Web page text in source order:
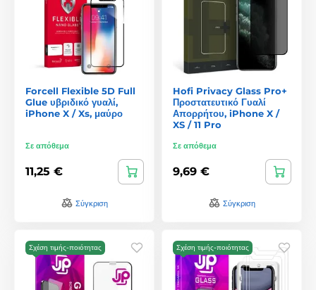
Forcell Flexible 5D Full
Glue υβριδικό γυαλί,
iPhone X / Xs, μαύρο
Σε απόθεμα
11,25 €
Σύγκριση
Hofi Privacy Glass Pro+
Προστατευτικό Γυαλί
Απορρήτου, iPhone X /
XS / 11 Pro
Σε απόθεμα
9,69 €
Σύγκριση
Σχέση τιμής-ποιότητας Σχέση τιμής-ποιότητας